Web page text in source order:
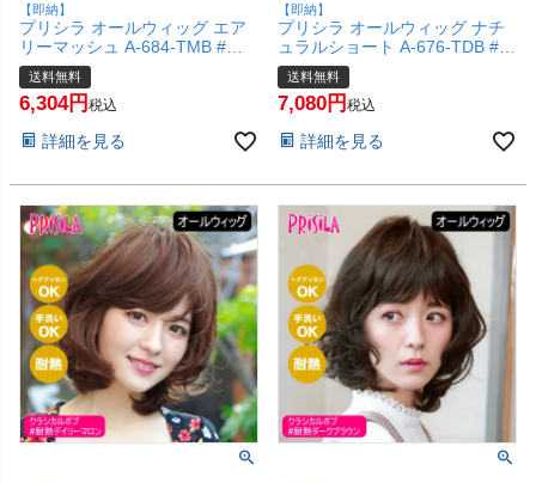
【即納】
プリシラ オールウィッグ エア
リーマッシュ A-684-TMB #耐
熱マロンブラウン 【かつら 和
装 コスプレ 医療用 自然 おしゃ
れ かわいい 可愛い 小顔 簡単
配便送料無料】(6057746)
送料無料
6,304 税込
詳細を見る
【即納】
プリシラ オールウィッグ ナチ
ュラルショート A-676-TDB #耐
熱ダークブラウン 【かつら 和
装 コスプレ 医療用 自然 おしゃ
れ かわいい 可愛い 小顔 簡単
配便送料無料】(6057739)
送料無料
7,080 税込
詳細を見る